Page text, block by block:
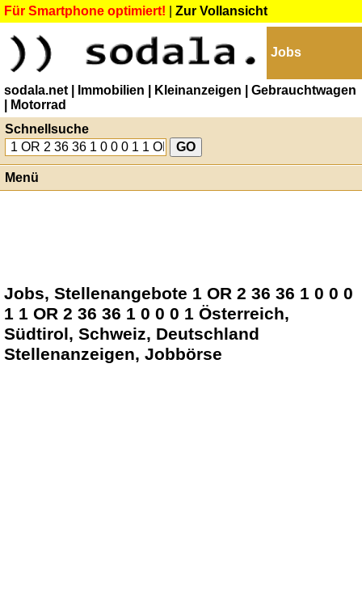
Für Smartphone optimiert! Zur Vollansicht
Jobs
sodala.net | Immobilien | Kleinanzeigen
| Gebrauchtwagen
| Motorrad
Schnellsuche
Menü
Jobs, Stellenangebote 1 OR 2 36 36 1 0 0 0
1 1 OR 2 36 36 1 0 0 0 1 Österreich,
Südtirol, Schweiz, Deutschland
Stellenanzeigen, Jobbörse